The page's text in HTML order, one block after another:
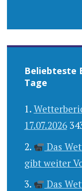
Beliebteste
Tage
17.07.2026
Das
gibt weiter
Das